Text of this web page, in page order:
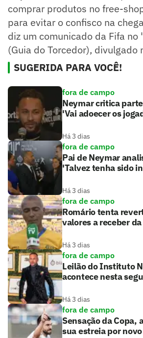
comprar produtos no free-
para evitar o confisco na
diz um comunicado da Fifa no
(Guia do Torcedor), divulgado
SUGERIDA PARA VOCÊ!
fora de campo
Neymar critica
'Vai adoecer os
Há 3 dias
fora de campo
Pai de Neymar
'Talvez tenha sido
Há 3 dias
fora de campo
Romário tenta
valores a receber da
Há 3 dias
fora de campo
Leilão do Instituto
acontece nesta
Há 3 dias
fora de campo
Sensação da Copa,
sua estreia por